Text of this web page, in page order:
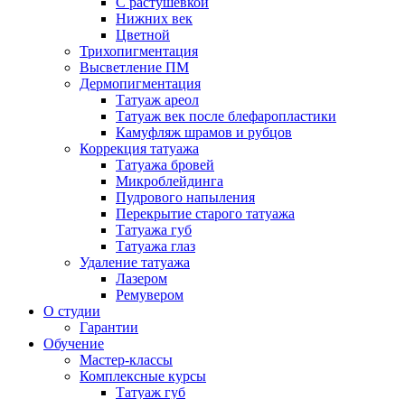
Нижних век
Цветной
Трихопигментация
Высветление ПМ
Дермопигментация
Татуаж ареол
Татуаж век после блефаропластики
Камуфляж шрамов и рубцов
Коррекция татуажа
Татуажа бровей
Микроблейдинга
Пудрового напыления
Перекрытие старого татуажа
Татуажа губ
Татуажа глаз
Удаление татуажа
Лазером
Ремувером
О студии
Гарантии
Обучение
Мастер-классы
Комплексные курсы
Татуаж губ